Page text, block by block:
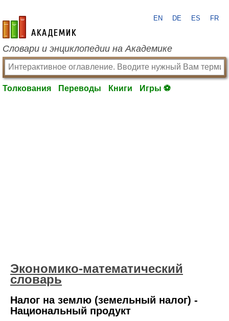
academic.ru
EN DE ES FR
Словари и энциклопедии на Академике
Толкования Переводы Книги Игры ⚽
Экономико-математический
словарь
Налог на землю (земельный налог) -
Национальный продукт